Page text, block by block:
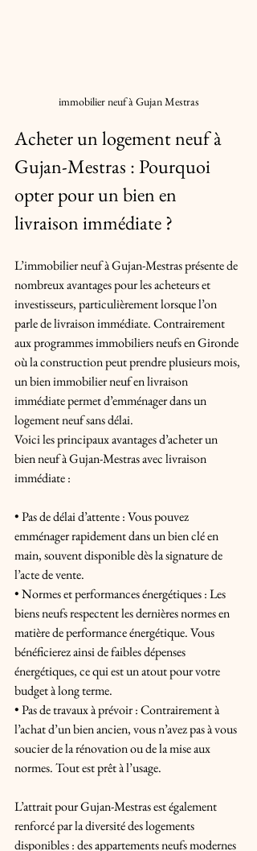
immobilier neuf à Gujan Mestras
Acheter un logement neuf à
Gujan-Mestras : Pourquoi
opter pour un bien en
livraison immédiate ?
L’immobilier neuf à Gujan-Mestras présente de
nombreux avantages pour les acheteurs et
investisseurs, particulièrement lorsque l’on
parle de livraison immédiate. Contrairement
aux programmes immobiliers neufs en Gironde
où la construction peut prendre plusieurs mois,
un bien immobilier neuf en livraison
immédiate permet d’emménager dans un
logement neuf sans délai.
Voici les principaux avantages d’acheter un
bien neuf à Gujan-Mestras avec livraison
immédiate :
• Pas de délai d’attente : Vous pouvez
emménager rapidement dans un bien clé en
main, souvent disponible dès la signature de
l’acte de vente.
• Normes et performances énergétiques : Les
biens neufs respectent les dernières normes en
matière de performance énergétique. Vous
bénéficierez ainsi de faibles dépenses
énergétiques, ce qui est un atout pour votre
budget à long terme.
• Pas de travaux à prévoir : Contrairement à
l’achat d’un bien ancien, vous n’avez pas à vous
soucier de la rénovation ou de la mise aux
normes. Tout est prêt à l’usage.
L’attrait pour Gujan-Mestras est également
renforcé par la diversité des logements
disponibles : des appartements neufs modernes